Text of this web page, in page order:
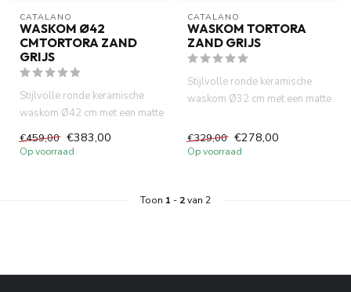
CATALANO
WASKOM Ø42
CMTORTORA ZAND
GRIJS
Stijlvolle ronde keramische
waskom Ø42 cm met een matte
zandgrijze afwerking. Pe...
€459,00 €383,00
Op voorraad
CATALANO
WASKOM TORTORA
ZAND GRIJS
Stijlvolle ronde keramische
waskom Ø32 cm met een matte
€329,00 €278,00
Op voorraad
Toon 1 - 2van 2